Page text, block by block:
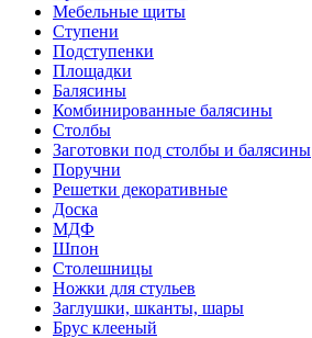
Мебельные щиты
Ступени
Подступенки
Площадки
Балясины
Комбинированные балясины
Столбы
Заготовки под столбы и балясины
Поручни
Решетки декоративные
Доска
МДФ
Шпон
Столешницы
Ножки для стульев
Заглушки, шканты, шары
Брус клееный